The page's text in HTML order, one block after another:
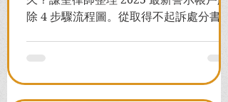
除 4 步驟流程圖。從取得不起訴處分書到